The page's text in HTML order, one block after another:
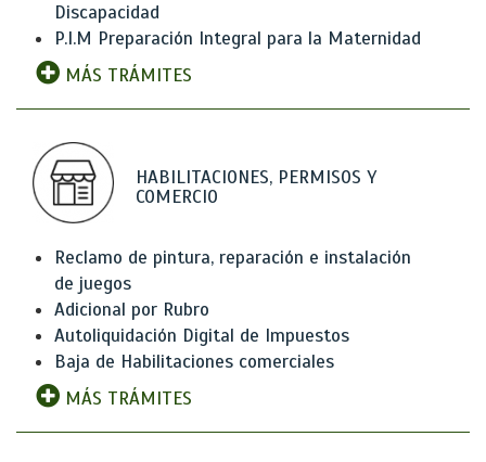
Discapacidad
P.I.M Preparación Integral para la Maternidad
MÁS TRÁMITES
HABILITACIONES, PERMISOS Y
COMERCIO
Reclamo de pintura, reparación e instalación
de juegos
Adicional por Rubro
Autoliquidación Digital de Impuestos
Baja de Habilitaciones comerciales
MÁS TRÁMITES